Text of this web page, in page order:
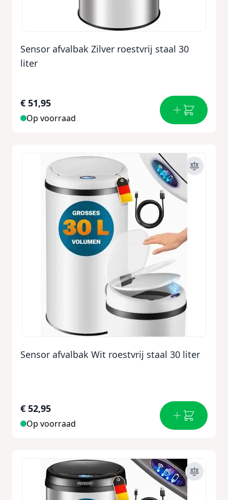
Sensor afvalbak Zilver roestvrij staal 30
liter
€ 51,95
Op voorraad
Sensor afvalbak Wit roestvrij staal 30 liter
€ 52,95
Op voorraad